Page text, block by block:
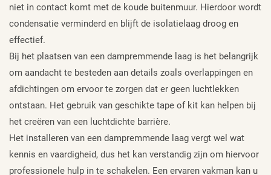
niet in contact komt met de koude buitenmuur. Hierdoor wordt
condensatie verminderd en blijft de isolatielaag droog en
effectief.
Bij het plaatsen van een dampremmende laag is het belangrijk
om aandacht te besteden aan details zoals overlappingen en
afdichtingen om ervoor te zorgen dat er geen luchtlekken
ontstaan. Het gebruik van geschikte tape of kit kan helpen bij
het creëren van een luchtdichte barrière.
Het installeren van een dampremmende laag vergt wel wat
kennis en vaardigheid, dus het kan verstandig zijn om hiervoor
professionele hulp in te schakelen. Een ervaren vakman kan u